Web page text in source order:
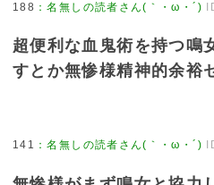
188 ：名無しの読者さん(｀・ω・´)
超便利な血鬼術を持つ鳴
すとか無惨様精神的余裕
141 ：名無しの読者さん(｀・ω・´)